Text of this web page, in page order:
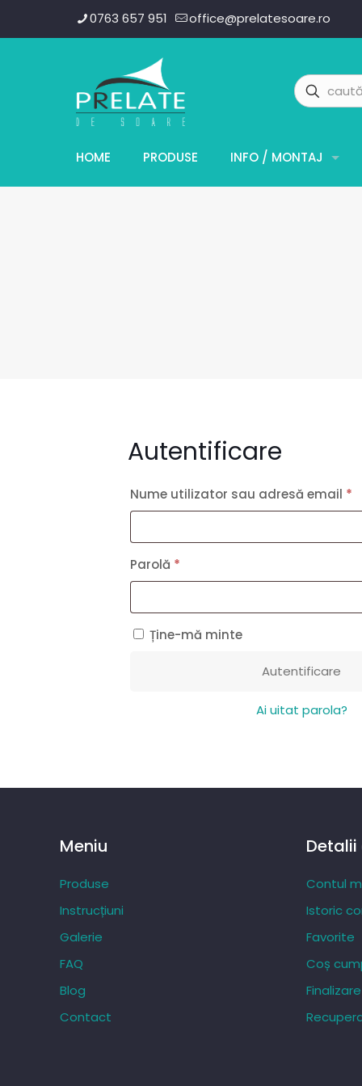
0763 657 951 office@prelatesoare.ro
HOME PRODUSE INFO / MONTAJ
Autentificare
Nume utilizator sau adresă email *
Parolă *Obligatoriu
Ține-mă minte
Autentificare
Ai uitat parola?
Meniu
Produse
Instrucțiuni
Galerie
FAQ
Blog
Contact
Contul
Istoric
Favorite
Coș